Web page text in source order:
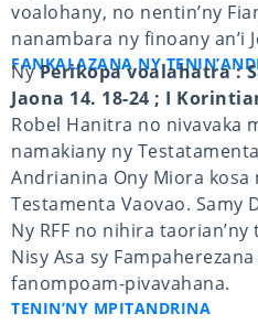
voalohany, no nentin’ny
nanambara ny finoany an’i
FANKALAZANA NY
NyPerikopa voalahatra :
Jaona 14. 18-24 ; I
Robel Hanitra no nivavaka
namakiany ny
Andrianina Ony Miora kosa
Testamenta Vaovao. Samy
Ny RFF no nihira
Nisy Asa sy
fanompoam-pivavahana.
TENIN’NY MPITANDRINA